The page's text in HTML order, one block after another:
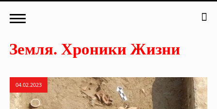
04.02.2023